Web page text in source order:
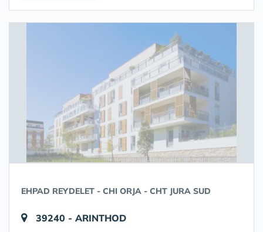
EHPAD REYDELET - CHI ORJA - CHT JURA SUD
39240 - ARINTHOD